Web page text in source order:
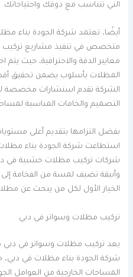
التي تتناسب مع ذوقك واحتياجاتك.
أيضًا، تعتمد شركة الجودة بناء
متخصص في تنفيذ مشاريع تركيب
معايير الدقة والاحترافية، حيث
المظلات بأسلوب يضمن تحقيق
الشركة تقدم استشارات مخصصة
التصميم والخامات المناسبة
بفضل التزامها بتقديم أعلى
استطاعت شركة الجودة بناء
شركات تركيب مظلات خشبية في
وأنيقة تضيف لمسة من الفخامة
الخيار الأول لكل من يبحث عن
تركيب مظلات وسواتر في دبي
يعد تركيب مظلات وسواتر في دبي
شركة الجودة بناء مظلات في دبي،
المساحات الخارجية من العوامل